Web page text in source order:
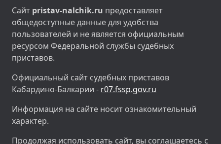
Сайт pristav-nalchik.ru предоставляет
общедоступные данные для удобства
пользователей и не является официальным
ресурсом Федеральной службы судебных
приставов.
Официальный сайт судебных приставов
Кабардино-Балкарии - r07.fssp.gov.ru
Информация на сайте носит ознакомительный
характер.
Продолжая использовать сайт, вы соглашаетесь с